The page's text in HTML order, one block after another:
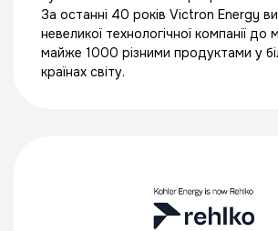
За останні 40 років Victron Energy
невеликої технологічної компанії до
майже 1000 різними продуктами у
країнах світу.